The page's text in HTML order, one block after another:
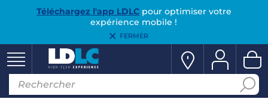
Téléchargez l'app LDLCpour optimiser votre
expérience mobile !
FERMER